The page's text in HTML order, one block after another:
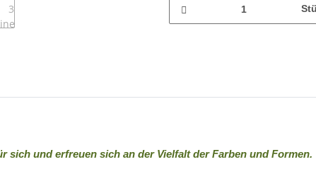
sich und erfreuen sich an der Vielfalt der Farben und Formen.